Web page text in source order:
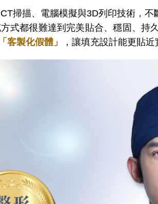
掃描、電腦模擬與3D列印技術，不
方式都很難達到完美貼合、穩固、持
客製化假體」 ，讓填充設計能更貼近